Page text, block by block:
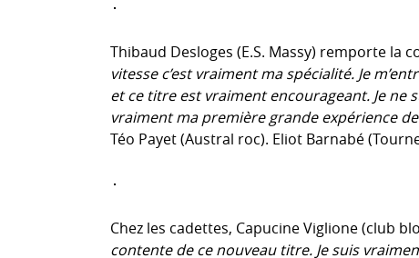
Thibaud Desloges (E.S. Massy) remporte la
vitesse c’est vraiment ma spécialité. Je
et ce titre est vraiment encourageant. Je ne
vraiment ma première grande expérience
Téo Payet (Austral roc). Eliot Barnabé
Chez les cadettes, Capucine Viglione (club
contente de ce nouveau titre. Je suis